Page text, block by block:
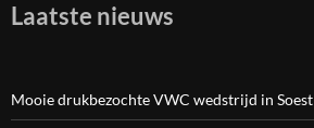
Laatste nieuws
Mooie drukbezochte VWC wedstrijd in Soest